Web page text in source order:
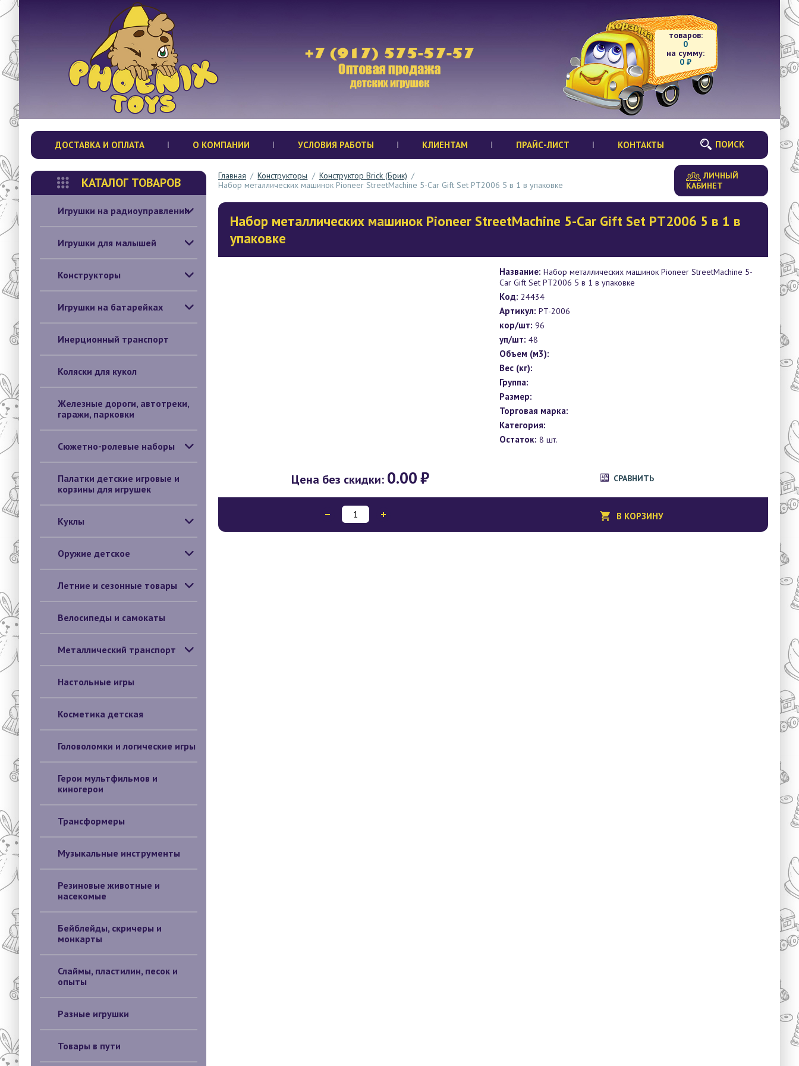
товаров:
0
на сумму:
0 ₽
ДОСТАВКА И ОПЛАТА О КОМПАНИИ УСЛОВИЯ РАБОТЫ КЛИЕНТАМ ПРАЙС-ЛИСТ КОНТАКТЫ ПОИСК
КАТАЛОГ ТОВАРОВ
Игрушки на радиоуправлении
Игрушки для малышей
Конструкторы
Игрушки на батарейках
Инерционный транспорт
Коляски для кукол
Железные дороги, автотреки,
гаражи, парковки
Сюжетно-ролевые наборы
Палатки детские игровые и
корзины для игрушек
Куклы
Оружие детское
Летние и сезонные товары
Велосипеды и самокаты
Металлический транспорт
Настольные игры
Косметика детская
Головоломки и логические игры
Герои мультфильмов и
киногерои
Трансформеры
Музыкальные инструменты
Резиновые животные и
насекомые
Бейблейды, скричеры и
монкарты
Слаймы, пластилин, песок и
опыты
Разные игрушки
Товары в пути
Главная / Конструкторы / Конструктор Brick (Брик) /
Набор металлических машинок Pioneer StreetMachine 5-Car Gift Set PT2006 5 в 1 в упаковке
ЛИЧНЫЙ
КАБИНЕТ
Набор металлических машинок Pioneer StreetMachine 5-Car Gift Set PT2006 5 в 1 в
упаковке
Название: Набор металлических машинок Pioneer StreetMachine 5-
Car Gift Set PT2006 5 в 1 в упаковке
Код: 24434
Артикул: PT-2006
кор/шт: 96
уп/шт: 48
Объем (м3):
Вес (кг):
Группа:
Размер:
Торговая марка:
Категория:
Остаток: 8 шт.
Цена без скидки: 0.00₽ СРАВНИТЬ
В КОРЗИНУ